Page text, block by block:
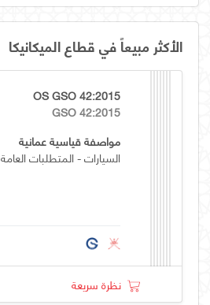
الأكثر مبيعاً في قطاع الميكانيكا
OS GSO 42:2015
GSO 42:2015
مواصفة قياسية عمانية
السيارات - المتطلبات العامة
نظرة سريعة